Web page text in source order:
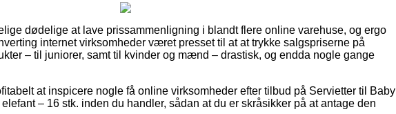
dødelige at lave prissammenligning i blandt flere online varehuse, og ergo
internet virksomheder været presset til at at trykke salgspriserne på
– til juniorer, samt til kvinder og mænd – drastisk, og endda nogle gange
at inspicere nogle få online virksomheder efter tilbud på Servietter til Baby
– 16 stk. inden du handler, sådan at du er skråsikker på at antage den